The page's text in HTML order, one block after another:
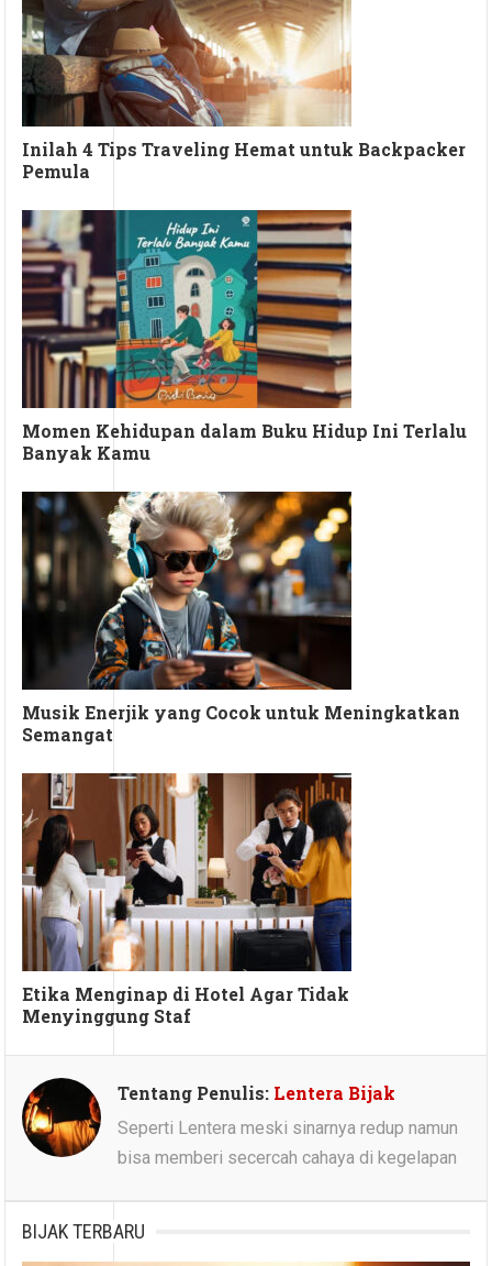
Inilah 4 Tips Traveling Hemat untuk Backpacker
Pemula
Momen Kehidupan dalam Buku Hidup Ini Terlalu
Banyak Kamu
Musik Enerjik yang Cocok untuk Meningkatkan
Semangat
Etika Menginap di Hotel Agar Tidak
Menyinggung Staf
Tentang Penulis: Lentera Bijak
Seperti Lentera meski sinarnya redup namun
bisa memberi secercah cahaya di kegelapan
BIJAK TERBARU